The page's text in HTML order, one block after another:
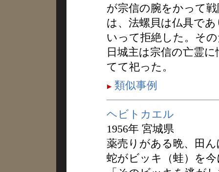
が宗信の腕をかって
は、法螺貝は仏具で
いって拒絶した。そ
日城主は宗信の亡霊
てて祀った。
類似事例
ヘビトカエル
1956年 宮城県
薬売りがある晩、田
蛇がビッキ（蛙）を